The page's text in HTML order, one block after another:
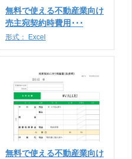
無料で使える不動産業向け
売主宛契約時費用･･･
形式： Excel
無料で使える不動産業向け